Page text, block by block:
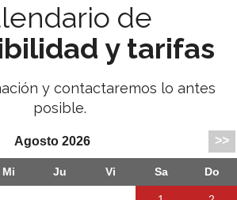
de
y tarifas
y contactaremos lo antes
posible.